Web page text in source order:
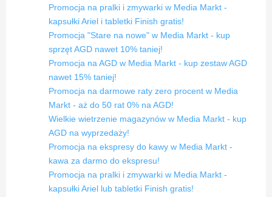
Promocja na pralki i zmywarki w Media Markt -
kapsułki Ariel i tabletki Finish gratis!
Promocja "Stare na nowe" w Media Markt - kup
sprzęt AGD nawet 10% taniej!
Promocja na AGD w Media Markt - kup zestaw AGD
nawet 15% taniej!
Promocja na darmowe raty zero procent w Media
Markt - aż do 50 rat 0% na AGD!
Wielkie wietrzenie magazynów w Media Markt - kup
AGD na wyprzedaży!
Promocja na ekspresy do kawy w Media Markt -
kawa za darmo do ekspresu!
Promocja na pralki i zmywarki w Media Markt -
kapsułki Ariel lub tabletki Finish gratis!